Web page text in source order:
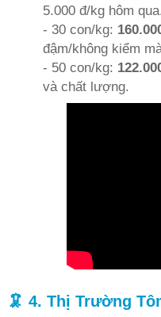
5.000 đ/kg hôm
- 30 con/kg:
đậm/không kiểm
- 50 con/kg:
và chất lượng.
🦑 4. Thị Trường